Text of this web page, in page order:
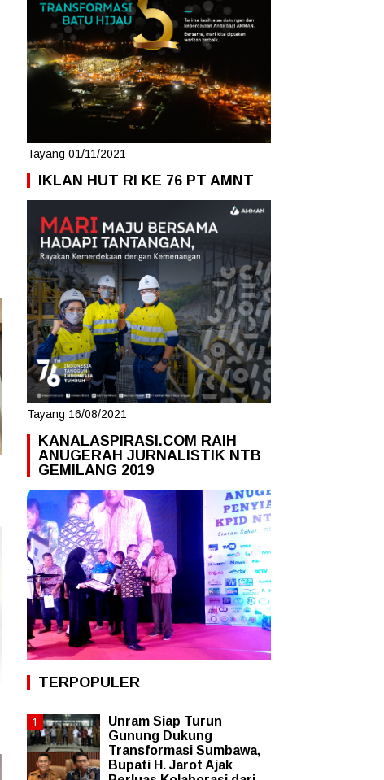
Tayang 01/11/2021
IKLAN HUT RI KE 76 PT AMNT
Tayang 16/08/2021
KANALASPIRASI.COM RAIH
ANUGERAH JURNALISTIK NTB
GEMILANG 2019
TERPOPULER
Unram Siap Turun
Gunung Dukung
Transformasi Sumbawa,
Bupati H. Jarot Ajak